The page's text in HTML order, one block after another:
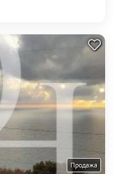
Продажа